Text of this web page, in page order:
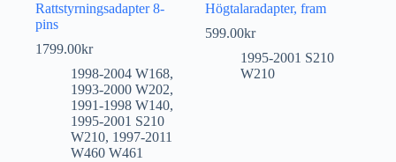
Rattstyrningsadapter 8-
pins
1799.00kr
1998-2004 W168,
1993-2000 W202,
1991-1998 W140,
1995-2001 S210
W210, 1997-2011
W460 W461
Högtalaradapter, fram
599.00kr
1995-2001 S210
W210